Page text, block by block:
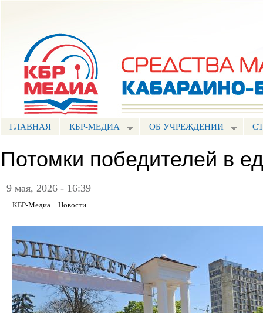
ГЛАВНАЯ КБР-МЕДИА ОБ УЧРЕЖДЕНИИ
Потомки победителей в
9 мая, 2026 - 16:39
КБР-Медиа Новости